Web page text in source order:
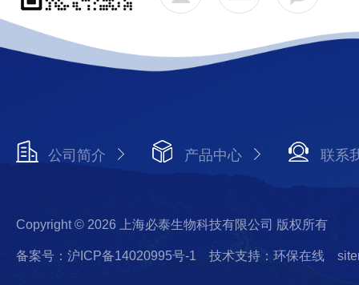
公司简介 产品中心 联系
Copyright © 2026 上海必泰生物科技有限公司 版权所有
备案号：沪ICP备14020995号-1 技术支持：环保在线